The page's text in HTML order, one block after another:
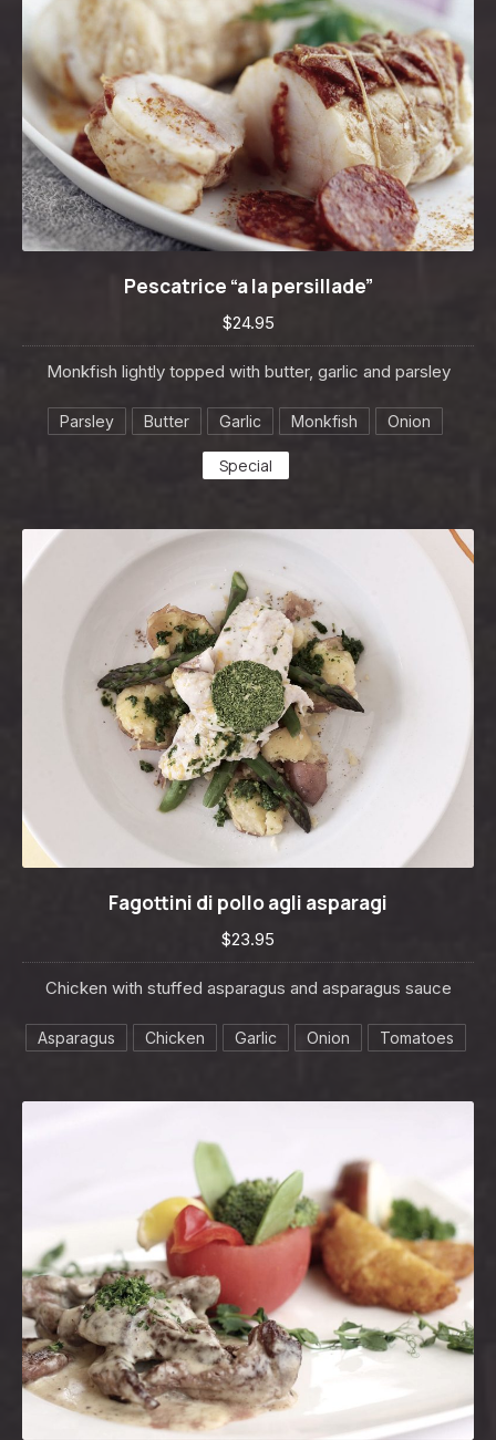
Pescatrice “a la persillade”
$24.95
Monkfish lightly topped with butter, garlic and parsley
Parsley Butter Garlic Monkfish Onion
Special
Fagottini di pollo agli asparagi
$23.95
Chicken with stuffed asparagus and asparagus sauce
Asparagus Chicken Garlic Onion Tomatoes